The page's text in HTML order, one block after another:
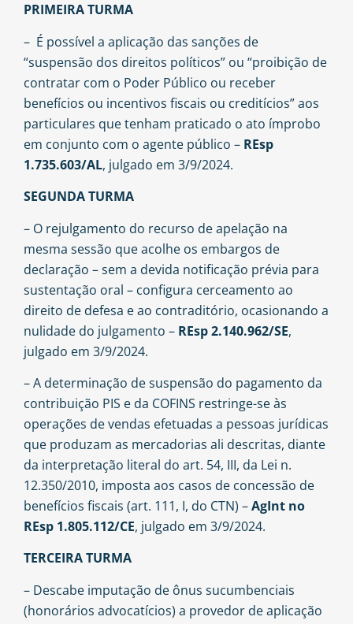
PRIMEIRA TURMA
– É possível a aplicação das sanções de
“suspensão dos direitos políticos” ou “proibição de
contratar com o Poder Público ou receber
benefícios ou incentivos fiscais ou creditícios” aos
particulares que tenham praticado o ato ímprobo
em conjunto com o agente público – REsp
1.735.603/AL, julgado em 3/9/2024.
SEGUNDA TURMA
– O rejulgamento do recurso de apelação na
mesma sessão que acolhe os embargos de
declaração – sem a devida notificação prévia para
sustentação oral – configura cerceamento ao
direito de defesa e ao contraditório, ocasionando a
nulidade do julgamento – REsp 2.140.962/SE,
julgado em 3/9/2024.
– A determinação de suspensão do pagamento da
contribuição PIS e da COFINS restringe-se às
operações de vendas efetuadas a pessoas jurídicas
que produzam as mercadorias ali descritas, diante
da interpretação literal do art. 54, III, da Lei n.
12.350/2010, imposta aos casos de concessão de
benefícios fiscais (art. 111, I, do CTN) –AgInt no
REsp 1.805.112/CE, julgado em 3/9/2024.
TERCEIRA TURMA
– Descabe imputação de ônus sucumbenciais
(honorários advocatícios) a provedor de aplicação